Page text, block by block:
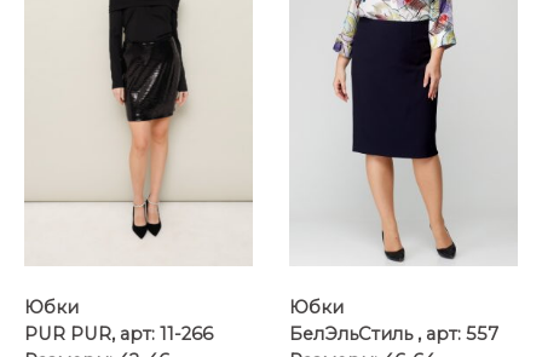
Юбки
PUR PUR, арт: 11-266
Юбки
БелЭльСтиль , арт: 557